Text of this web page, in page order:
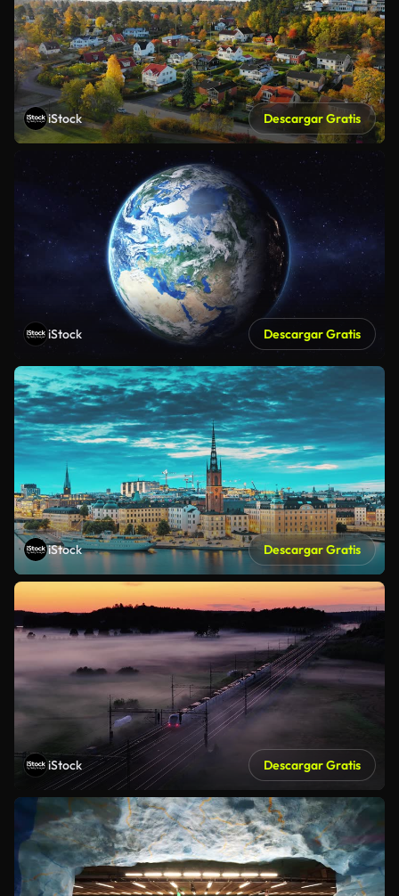
iStock Descargar Gratis
iStock Descargar Gratis
iStock Descargar Gratis
iStock Descargar Gratis